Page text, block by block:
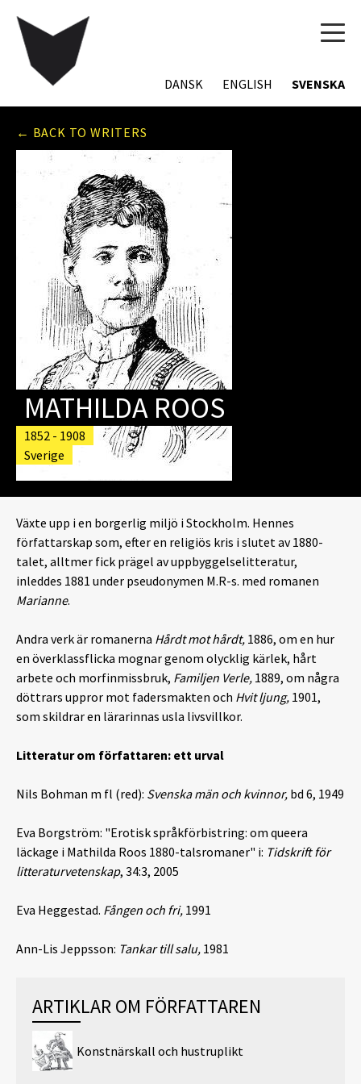
DANSK ENGLISH SVENSKA
← BACK TO WRITERS
MATHILDA ROOS
1852 - 1908
Sverige
Växte upp i en borgerlig miljö i Stockholm. Hennes
författarskap som, efter en religiös kris i slutet av 1880-
talet, alltmer fick prägel av uppbyggelselitteratur,
inleddes 1881 under pseudonymen M.R-s. med romanen
Marianne.
Andra verk är romanerna Hårdt mot hårdt, 1886, om en hur
en överklassflicka mognar genom olycklig kärlek, hårt
arbete och morfinmissbruk, Familjen Verle, 1889, om några
döttrars uppror mot fadersmakten och Hvit ljung, 1901,
som skildrar en lärarinnas usla livsvillkor.
Litteratur om författaren: ett urval
Nils Bohman m fl (red): Svenska män och kvinnor, bd 6, 1949
Eva Borgström: "Erotisk språkförbistring: om queera
läckage i Mathilda Roos 1880-talsromaner" i: Tidskrift för
litteraturvetenskap, 34:3, 2005
Eva Heggestad. Fången och fri, 1991
Ann-Lis Jeppsson: Tankar till salu, 1981
ARTIKLAR OM FÖRFATTAREN
Konstnärskall och hustruplikt